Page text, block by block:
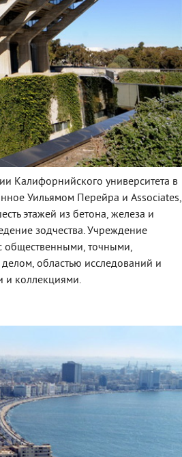
Калифорнийского университета в
Уильямом Перейра и Associates,
этажей из бетона, железа и
зодчества. Учреждение
общественными, точными,
областью исследований и
и коллекциями.